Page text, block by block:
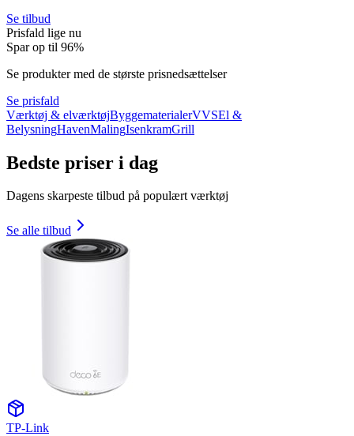
Se tilbud
Prisfald lige nu
Spar op til 96%
Se produkter med de største prisnedsættelser
Se prisfald
Værktøj & elværktøjByggematerialerVVSEl &
BelysningHavenMalingIsenkramGrill
Bedste priser i dag
Dagens skarpeste tilbud på populært værktøj
Se alle tilbud
TP-Link